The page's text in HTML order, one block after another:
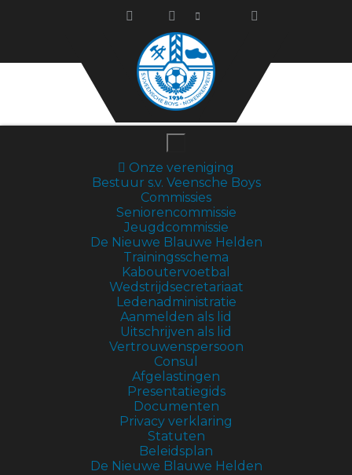
Onze vereniging
Bestuur s.v. Veensche Boys
Commissies
Seniorencommissie
Jeugdcommissie
De Nieuwe Blauwe Helden
Trainingsschema
Kaboutervoetbal
Wedstrijdsecretariaat
Ledenadministratie
Aanmelden als lid
Uitschrijven als lid
Vertrouwenspersoon
Consul
Afgelastingen
Presentatiegids
Documenten
Privacy verklaring
Statuten
Beleidsplan
De Nieuwe Blauwe Helden